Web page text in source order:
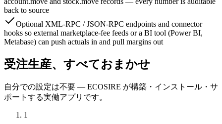
back to source
Optional XML-RPC / JSON-RPC endpoints and connector
hooks so external marketplace-fee feeds or a BI tool (Power BI,
Metabase) can push actuals in and pull margins out
受注生産、すべておまかせ
自分での設定は不要 — ECOSIRE が構築・インストール・サ
ポートする実働アプリです。
1